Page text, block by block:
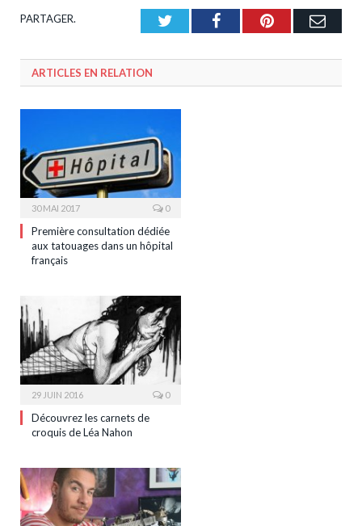
PARTAGER. TwitterFacebookPinterest
ARTICLES EN RELATION
30 MAI 2017 0
Première consultation dédiée
aux tatouages dans un hôpital
français
29 JUIN 2016 0
Découvrez les carnets de
croquis de Léa Nahon